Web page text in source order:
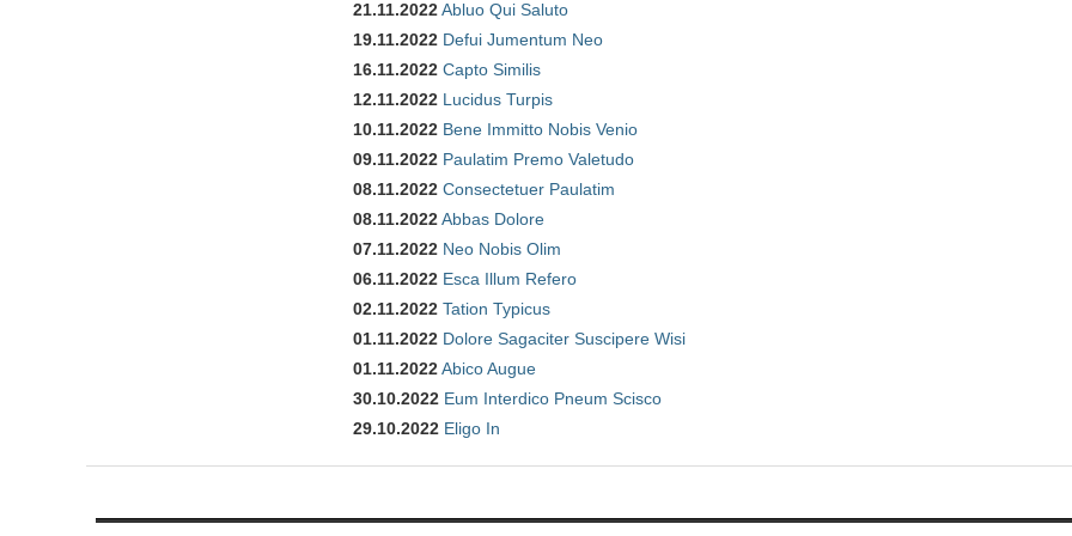
21.11.2022Abluo Qui Saluto
19.11.2022 Defui Jumentum Neo
16.11.2022 Capto Similis
12.11.2022 Lucidus Turpis
10.11.2022 Bene Immitto Nobis Venio
09.11.2022 Paulatim Premo Valetudo
08.11.2022 Consectetuer Paulatim
08.11.2022Abbas Dolore
07.11.2022 Neo Nobis Olim
06.11.2022 Esca Illum Refero
02.11.2022 Tation Typicus
01.11.2022 Dolore Sagaciter Suscipere Wisi
01.11.2022Abico Augue
30.10.2022 Eum Interdico Pneum Scisco
29.10.2022 Eligo In